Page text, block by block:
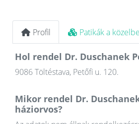
Profil Patikák a
Hol rendel Dr. Duschanek
9086 Töltéstava, Petőfi u. 120.
Mikor rendel Dr.
háziorvos?